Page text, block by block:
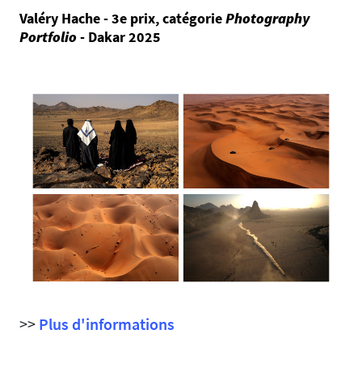
Valéry Hache - 3e prix, catégoriePhotography
Portfolio- Dakar 2025
>> Plus d'informations